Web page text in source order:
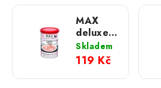
MAX
deluxe
Krůtí
svalovina
bez
kosti;
Skladem
119 Kč